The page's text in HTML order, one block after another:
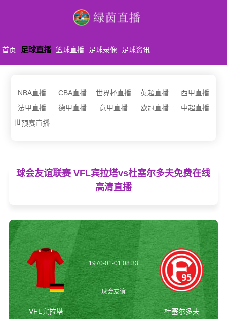
首页 足球直播 篮球直播 足球录像 足球资讯
NBA直播 CBA直播 世界杯直播 英超直播
西甲直播
法甲直播
德甲直播 意甲直播 欧冠直播
中超直播
世预赛直播
球会友谊联赛 VFL宾拉塔vs杜塞尔多夫免费在线
高清直播
VFL宾拉塔
1970-01-01 08:33
球会友谊
杜塞尔多夫